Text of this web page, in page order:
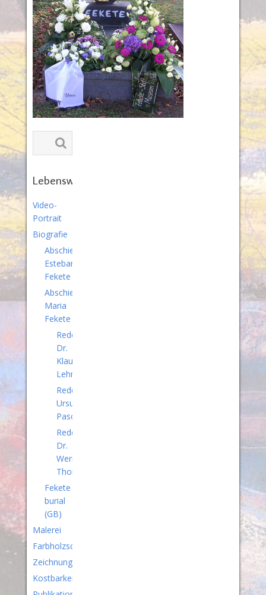
Lebenswerk
Video-
Portrait
Biografie
Abschied
Esteban
Fekete
Abschied
Maria
Fekete
Rede
Dr.
Klaus
Lehmann
Rede
Ursula
Paschke
Rede
Dr.
Werner
Thomas
Fekete
burial
(GB)
Malerei
Farbholzschnitte
Zeichnungen
Kostbarkeiten